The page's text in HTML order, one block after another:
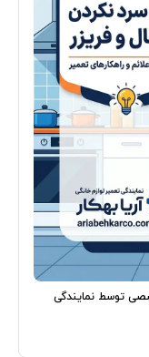
توسط نمایندگی